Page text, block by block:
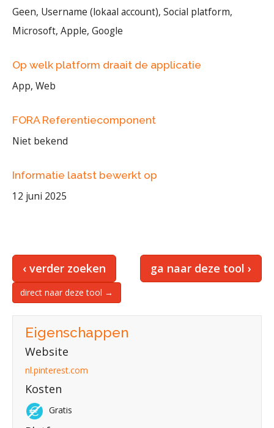
Geen, Username (lokaal account), Social platform,
Microsoft, Apple, Google
Op welk platform draait de applicatie
App, Web
FORA Referentiecomponent
Niet bekend
Informatie laatst bewerkt op
12 juni 2025
‹ verder zoeken ga naar deze tool ›
direct naar deze tool →
Eigenschappen
Website
nl.pinterest.com
Kosten
Gratis